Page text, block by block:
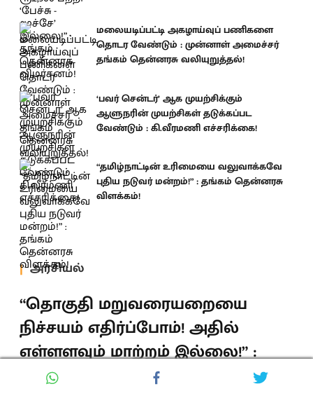
மலையடிப்பட்டி அகழாய்வுப் பணிகளை
தொடர வேண்டும் : முன்னாள் அமைச்சர்
தங்கம் தென்னரசு வலியுறுத்தல்!
‘பவர் சென்டர்’ ஆக முயற்சிக்கும்
ஆளுநரின் முயற்சிகள் தடுக்கப்பட
வேண்டும் : கி.வீரமணி எச்சரிக்கை!
“தமிழ்நாட்டின் உரிமையை வலுவாக்கவே
புதிய நடுவர் மன்றம்!” : தங்கம் தென்னரசு
விளக்கம்!
அரசியல்
“தொகுதி மறுவரையறையை
நிச்சயம் எதிர்ப்போம்! அதில்
எள்ளளவும் மாற்றம் இல்லை!” :
கனிமொழி எம்.பி திட்டவட்டம்!